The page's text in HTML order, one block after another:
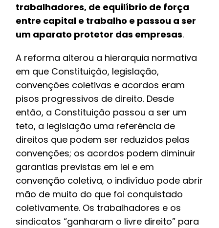
trabalhadores, de equilíbrio de força
entre capital e trabalho e passou a ser
um aparato protetor das empresas.
A reforma alterou a hierarquia normativa
em que Constituição, legislação,
convenções coletivas e acordos eram
pisos progressivos de direito. Desde
então, a Constituição passou a ser um
teto, a legislação uma referência de
direitos que podem ser reduzidos pelas
convenções; os acordos podem diminuir
garantias previstas em lei e em
convenção coletiva, o indivíduo pode abrir
mão de muito do que foi conquistado
coletivamente. Os trabalhadores e os
sindicatos “ganharam o livre direito” para